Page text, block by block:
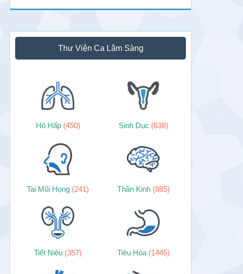
Thư Viện Ca Lâm Sàng
Hô Hấp (450) Sinh Dục (638)
Tai Mũi Họng (241) Thần Kinh (885)
Tiết Niệu (357) Tiêu Hóa (1445)